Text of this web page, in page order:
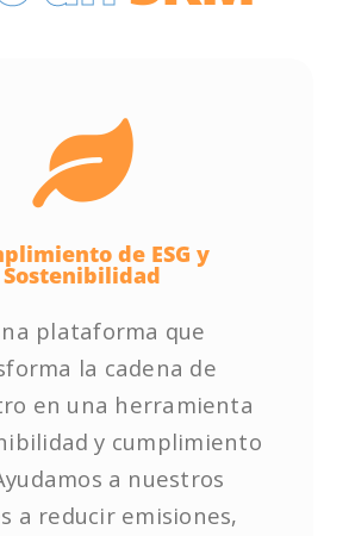
de ESG y
Sostenibilidad
plataforma que
la cadena de
en una herramienta
y cumplimiento
a nuestros
a reducir emisiones,
de ESG y
Sostenibilidad
plataforma que
la cadena de
en una herramienta
y cumplimiento
a nuestros
a reducir emisiones,